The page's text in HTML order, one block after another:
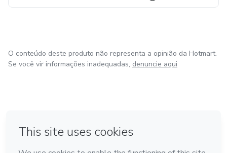
O conteúdo deste produto não representa a opinião da Hotmart.
Se você vir informações inadequadas, denuncie aqui